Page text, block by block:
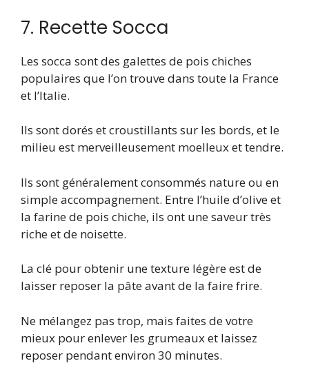
7. Recette Socca
Les socca sont des galettes de pois chiches
populaires que l’on trouve dans toute la France
et l’Italie.
Ils sont dorés et croustillants sur les bords, et le
milieu est merveilleusement moelleux et tendre.
Ils sont généralement consommés nature ou en
simple accompagnement. Entre l’huile d’olive et
la farine de pois chiche, ils ont une saveur très
riche et de noisette.
La clé pour obtenir une texture légère est de
laisser reposer la pâte avant de la faire frire.
Ne mélangez pas trop, mais faites de votre
mieux pour enlever les grumeaux et laissez
reposer pendant environ 30 minutes.